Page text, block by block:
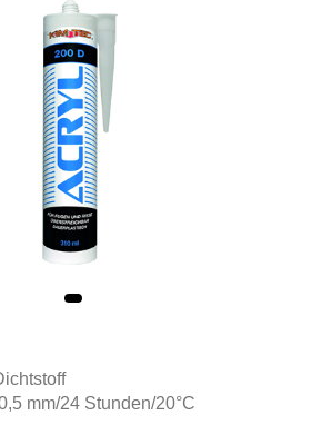
mm/24 Stunden/20°C